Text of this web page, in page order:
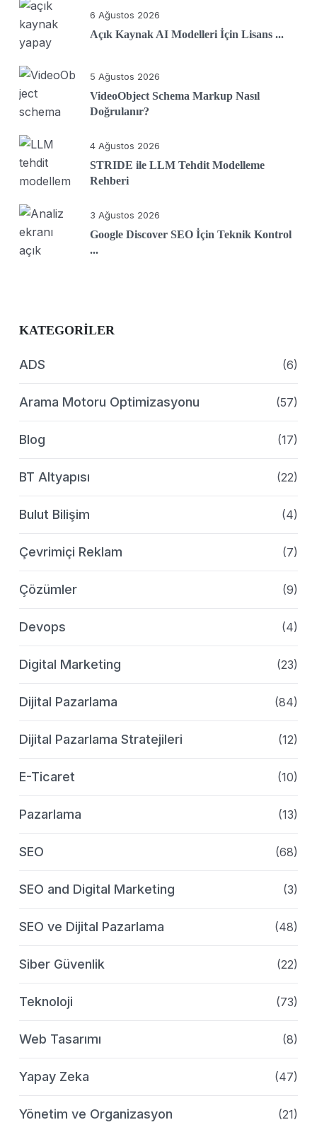
6 Ağustos 2026
Açık Kaynak AI Modelleri İçin Lisans ...
5 Ağustos 2026
VideoObject Schema Markup Nasıl
Doğrulanır?
4 Ağustos 2026
STRIDE ile LLM Tehdit Modelleme
Rehberi
3 Ağustos 2026
Google Discover SEO İçin Teknik Kontrol
...
KATEGORILER
ADS (6)
Arama Motoru Optimizasyonu (57)
Blog (17)
BT Altyapısı (22)
Bulut Bilişim (4)
Çevrimiçi Reklam (7)
Çözümler (9)
Devops (4)
Digital Marketing (23)
Dijital Pazarlama (84)
Dijital Pazarlama Stratejileri (12)
E-Ticaret (10)
Pazarlama (13)
SEO (68)
SEO and Digital Marketing (3)
SEO ve Dijital Pazarlama (48)
Siber Güvenlik (22)
Teknoloji (73)
Web Tasarımı (8)
Yapay Zeka (47)
Yönetim ve Organizasyon (21)